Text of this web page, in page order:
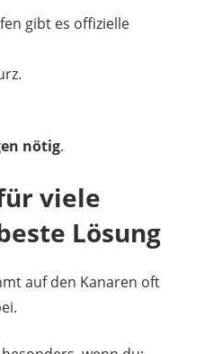
gibt es offizielle
nötig.
viele
Lösung
auf den Kanaren oft